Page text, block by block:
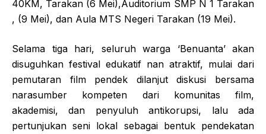
40KM, Tarakan (6 Mei),Auditorium SMP N 1 Tarakan
, (9 Mei), dan Aula MTS Negeri Tarakan (19 Mei).
Selama tiga hari, seluruh warga ‘Benuanta’ akan
disuguhkan festival edukatif nan atraktif, mulai dari
pemutaran film pendek dilanjut diskusi bersama
narasumber kompeten dari komunitas film,
akademisi, dan penyuluh antikorupsi, lalu ada
pertunjukan seni lokal sebagai bentuk pendekatan